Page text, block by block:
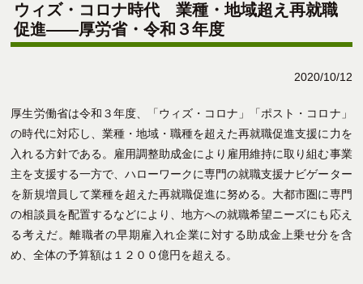
ウィズ・コロナ時代 業種・地域超え再就職
促進――厚労省・令和３年度
2020/10/12
厚生労働省は令和３年度、「ウィズ・コロナ」「ポスト・コロナ」
の時代に対応し、業種・地域・職種を超えた再就職促進支援に力を
入れる方針である。雇用調整助成金により雇用維持に取り組む事業
主を支援する一方で、ハローワークに専門の就職支援ナビゲーター
を新規増員して業種を超えた再就職促進に努める。大都市圏に専門
の相談員を配置するなどにより、地方への就職希望ニーズにも応え
る考えだ。離職者の早期雇入れ企業に対する助成金上乗せ分を含
め、全体の予算額は１２００億円を超える。